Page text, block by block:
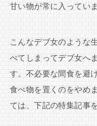
甘い物が常に入っていま
こんなデブ女のような
べてしまってデブ女へ
す。不必要な間食を避
食べ物を置くのをやめ
ては、下記の特集記事